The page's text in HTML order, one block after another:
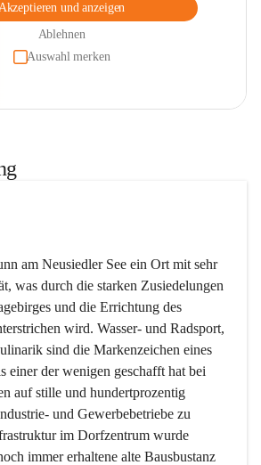
und anzeigen
Ablehnen
Auswahl merken
am Neusiedler See ein Ort mit sehr
was durch die starken Zusiedelungen
und die Errichtung des
wird. Wasser- und Radsport,
sind die Markenzeichen eines
einer der wenigen geschafft hat bei
auf stille und hundertprozentig
und Gewerbebetriebe zu
im Dorfzentrum wurde
immer erhaltene alte Bausbustanz